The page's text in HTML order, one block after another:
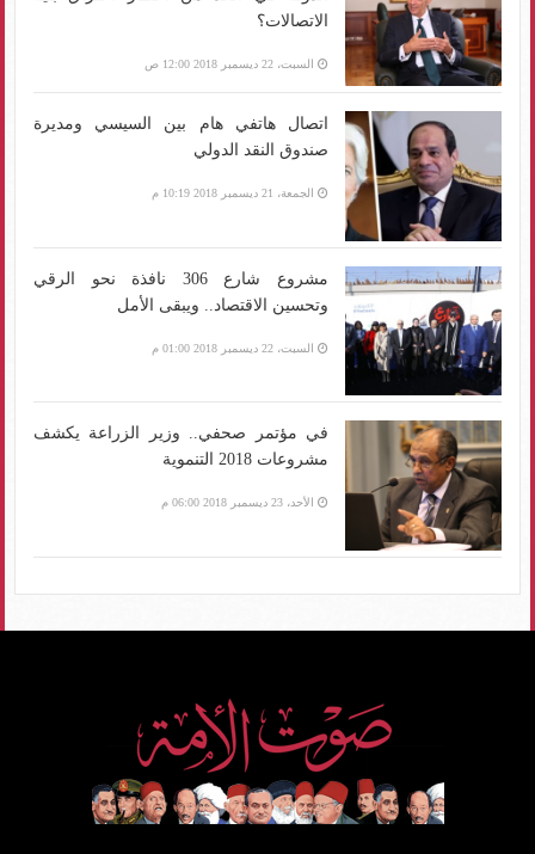
الاتصالات؟
السبت، 22 ديسمبر 2018 12:00 ص
اتصال هاتفي هام بين السيسي ومديرة
صندوق النقد الدولي
الجمعة، 21 ديسمبر 2018 10:19 م
مشروع شارع 306 نافذة نحو الرقي
وتحسين الاقتصاد.. ويبقى الأمل
السبت، 22 ديسمبر 2018 01:00 م
في مؤتمر صحفي.. وزير الزراعة يكشف
مشروعات 2018 التنموية
الأحد، 23 ديسمبر 2018 06:00 م